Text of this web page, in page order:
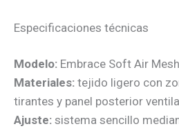
Especificaciones técnicas
Modelo: Embrace Soft Air
Materiales: tejido ligero con
tirantes y panel posterior
Ajuste: sistema sencillo